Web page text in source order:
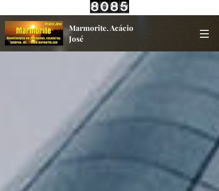
Marmorite. Acácio
José